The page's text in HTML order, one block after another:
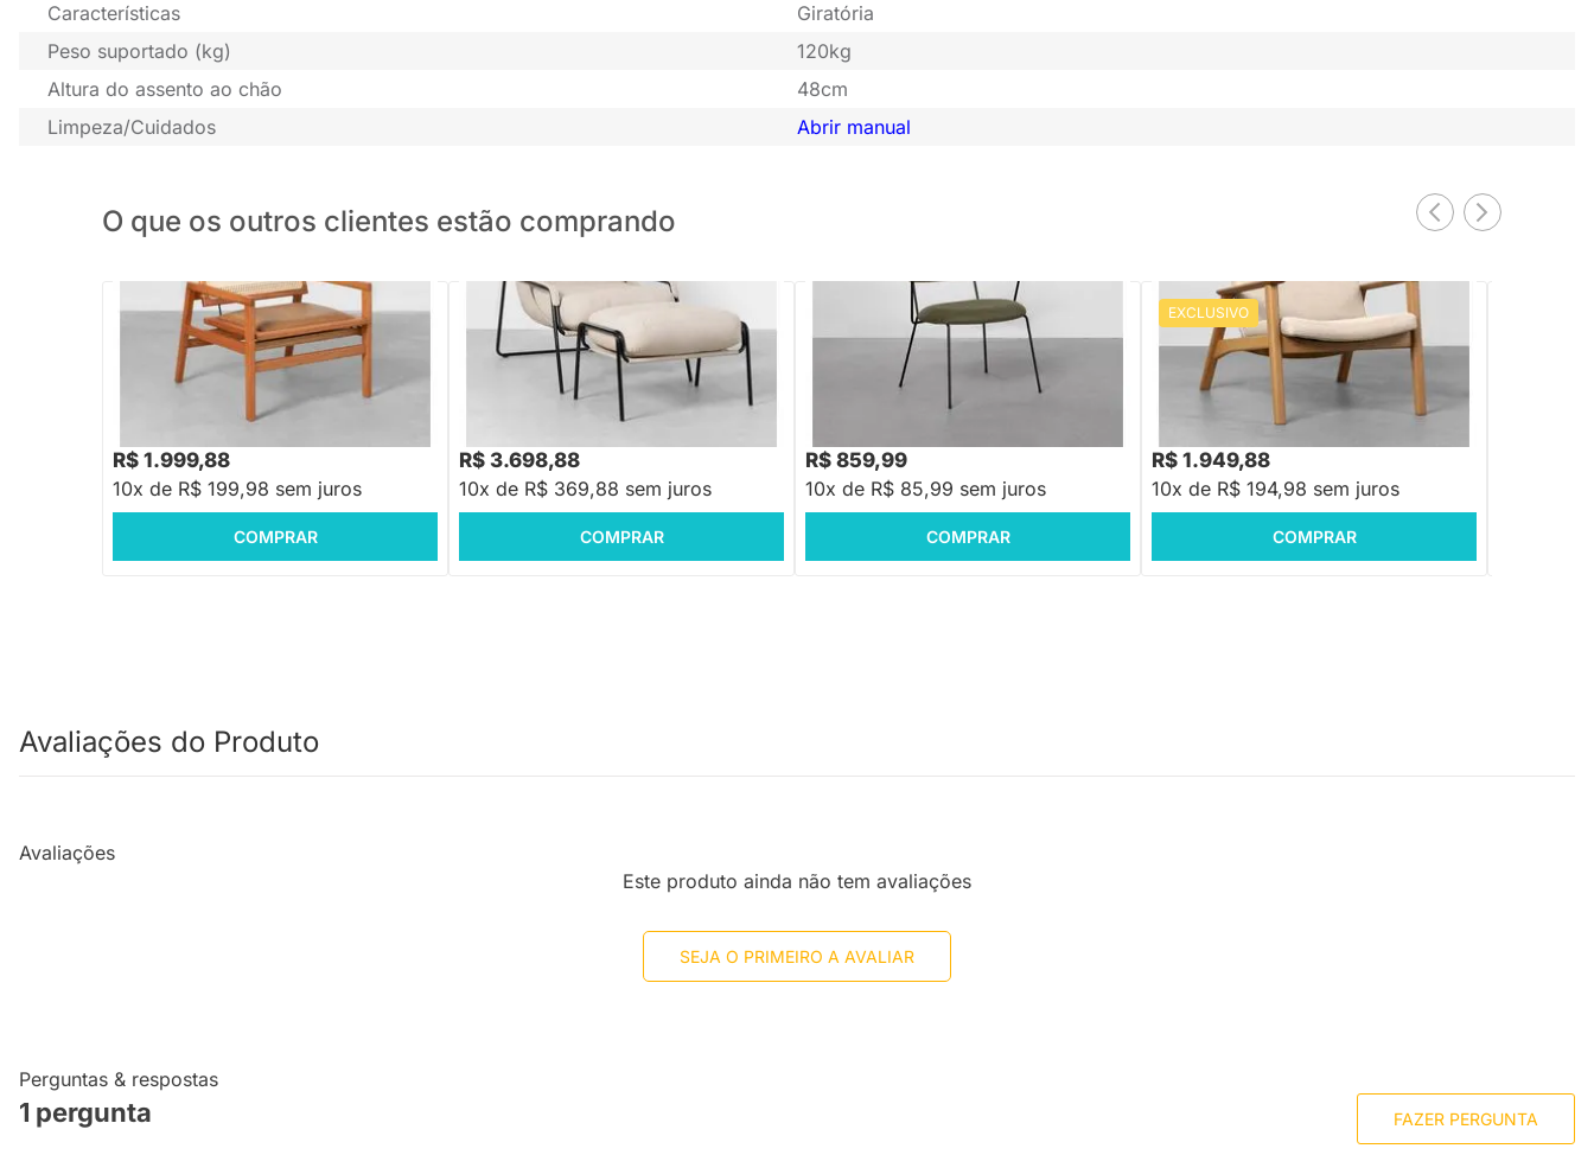
Características
Giratória
Peso suportado (kg)
120kg
Altura do assento ao chão
48cm
Limpeza/Cuidados
Abrir manual
O que os outros clientes estão comprando
PRONTA ENTREGA
Poltrona Zulu Encosto Palha Natural
Assento PU - Caramelo
R$ 1.999,88
10x de R$ 199,98 sem juros
COMPRAR
PRONTA ENTREGA
Poltrona Maggiolina com Puff -
R$ 3.698,88
10x de R$ 369,88 sem juros
COMPRAR
PRONTA ENTREGA
Poltrona Dot - Verde Oliva
R$ 859,99
10x de R$ 85,99 sem juros
COMPRAR
EXCLUSIVO PRONTA ENTREGA
Poltrona Huma Plot - Cru
R$ 1.949,88
10x de R$ 194,98 sem juros
COMPRAR
Avaliações do Produto
Avaliações
Este produto ainda não tem avaliações
SEJA O PRIMEIRO A AVALIAR
Perguntas & respostas
1 pergunta FAZER PERGUNTA